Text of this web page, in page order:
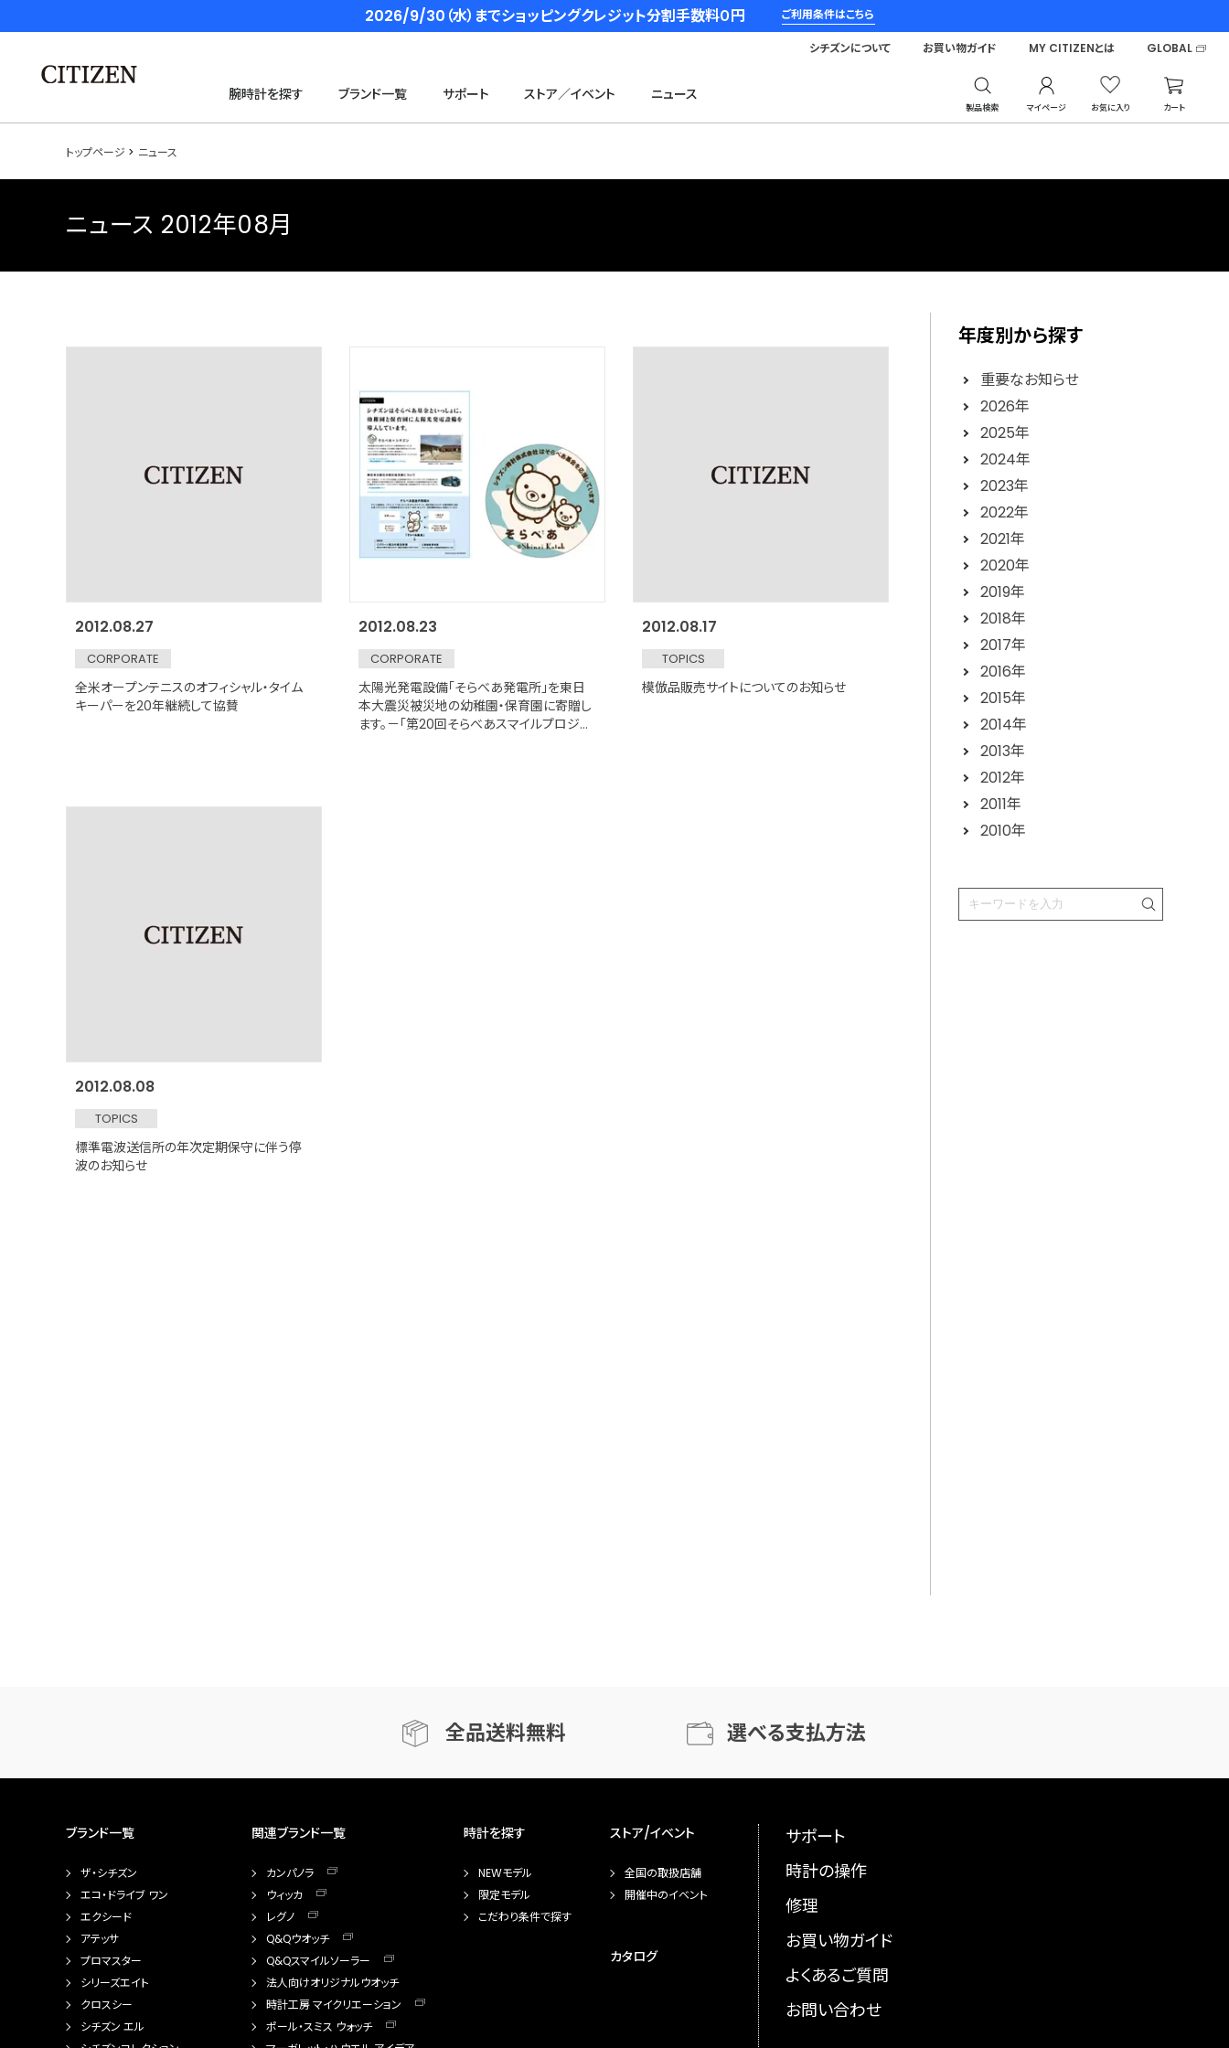
2026/9/30（水）までショッピングクレジット分割手数料０円 ご利用条件はこちら
腕時計を探す ブランド一覧 サポート ストア／イベント ニュース
製品検索 マイページ お気に入り カート
シチズンについて お買い物ガイド MY CITIZENとは GLOBAL
トップページ ニュース
ニュース 2012年08月
2012.08.27
CORPORATE
全米オープンテニスのオフィシャル・タイム
キーパーを20年継続して協賛
2012.08.23
CORPORATE
太陽光発電設備「そらべあ発電所」を東日
本大震災被災地の幼稚園・保育園に寄贈し
ます。－「第20回そらべあスマイルプロジェ
2012.08.17
TOPICS
模倣品販売サイトについてのお知らせ
2012.08.08
TOPICS
標準電波送信所の年次定期保守に伴う停
波のお知らせ
年度別から探す
重要なお知らせ
2026年
2025年
2024年
2023年
2022年
2021年
2020年
2019年
2018年
2017年
2016年
2015年
2014年
2013年
2012年
2011年
2010年
全品送料無料 選べる支払方法
ブランド一覧
ザ・シチズン
エコ・ドライブ ワン
エクシード
アテッサ
プロマスター
シリーズエイト
クロスシー
シチズン エル
関連ブランド一覧
カンパノラ
ウィッカ
レグノ
Q&Qウオッチ
Q&Qスマイルソーラー
法人向けオリジナルウオッチ
時計工房 マイクリエーション
ポール・スミス ウォッチ
時計を探す
NEWモデル
限定モデル
こだわり条件で探す
ストア/イベント
全国の取扱店舗
開催中のイベント
カタログ
サポート
時計の操作
修理
お買い物ガイド
よくあるご質問
お問い合わせ